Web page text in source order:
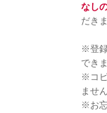
なし
だき
※登
でき
※コ
ません
※お